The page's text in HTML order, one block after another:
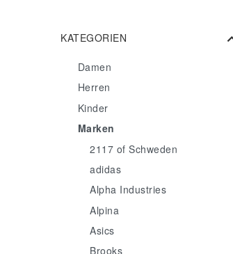
KATEGORIEN
Damen
Herren
Kinder
Marken
2117 of Schweden
adidas
Alpha Industries
Alpina
Asics
Brooks